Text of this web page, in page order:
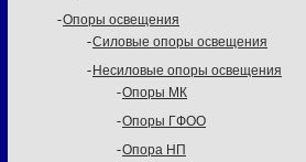
Опоры освещения
Силовые опоры освещения
Несиловые опоры освещения
Опоры МК
Опоры ГФОО
Опора НП